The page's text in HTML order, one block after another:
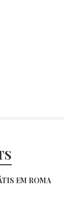
EM ROMA